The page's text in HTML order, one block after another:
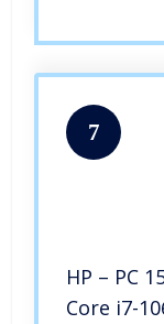
7
HP – PC
Core i7-